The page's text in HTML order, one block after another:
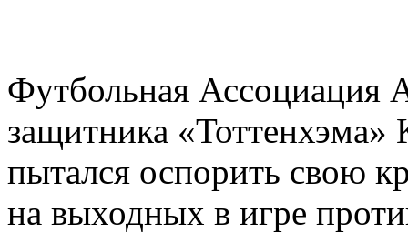
Футбольная Ассоциация
защитника
пытался оспорить свою
на выходных в игре